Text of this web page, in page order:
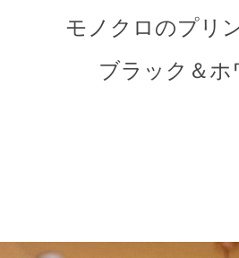
モノクロのプリ
ブラック＆